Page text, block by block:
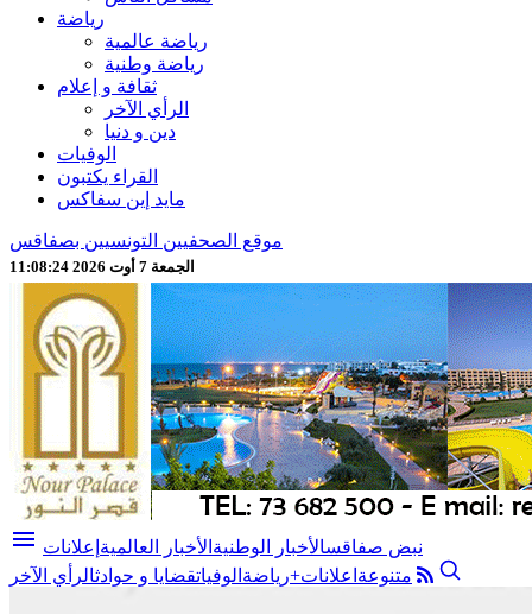
رياضة
رياضة عالمية
رياضة وطنية
ثقافة و إعلام
الرأي الآخر
دين و دنيا
الوفيات
القراء يكتبون
مايد إين سفاكس
موقع الصحفيين التونسيين بصفاقس
الجمعة 7 أوت 2026 11:08:26
menu نبض صفاقسالأخبار الوطنية الأخبار العالمية إعلانات
متنوعة اعلانات+رياضة الوفياتقضايا و حوادثالرأي الآخر